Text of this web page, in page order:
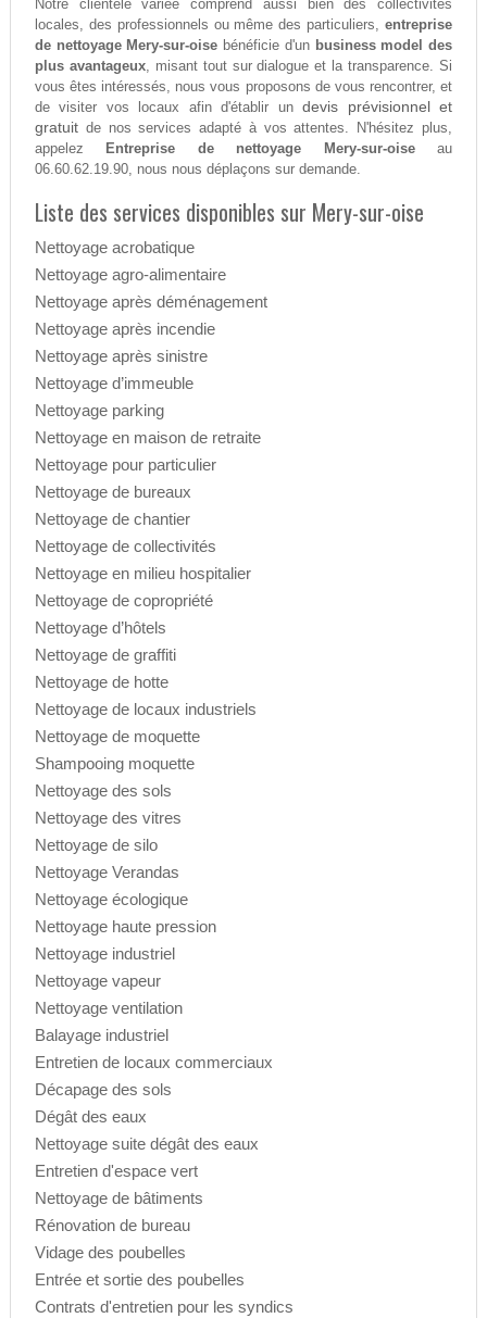
Notre clientèle variée comprend aussi bien des collectivités
locales, des professionnels ou même des particuliers,entreprise
de nettoyage Mery-sur-oise bénéficie d'un business model des
plus avantageux, misant tout sur dialogue et la transparence. Si
vous êtes intéressés, nous vous proposons de vous rencontrer, et
de visiter vos locaux afin d'établir undevis prévisionnel et
gratuitde nos services adapté à vos attentes. N'hésitez plus,
appelez
Entreprise de nettoyage Mery-sur-oiseau
06.60.62.19.90, nous nous déplaçons sur demande.
Liste des services disponibles sur Mery-sur-oise
Nettoyage acrobatique
Nettoyage agro-alimentaire
Nettoyage après déménagement
Nettoyage après incendie
Nettoyage après sinistre
Nettoyage d’immeuble
Nettoyage parking
Nettoyage en maison de retraite
Nettoyage pour particulier
Nettoyage de bureaux
Nettoyage de chantier
Nettoyage de collectivités
Nettoyage en milieu hospitalier
Nettoyage de copropriété
Nettoyage d’hôtels
Nettoyage de graffiti
Nettoyage de hotte
Nettoyage de locaux industriels
Nettoyage de moquette
Shampooing moquette
Nettoyage des sols
Nettoyage des vitres
Nettoyage de silo
Nettoyage Verandas
Nettoyage écologique
Nettoyage haute pression
Nettoyage industriel
Nettoyage vapeur
Nettoyage ventilation
Balayage industriel
Entretien de locaux commerciaux
Décapage des sols
Dégât des eaux
Nettoyage suite dégât des eaux
Entretien d'espace vert
Nettoyage de bâtiments
Rénovation de bureau
Vidage des poubelles
Entrée et sortie des poubelles
Contrats d'entretien pour les syndics